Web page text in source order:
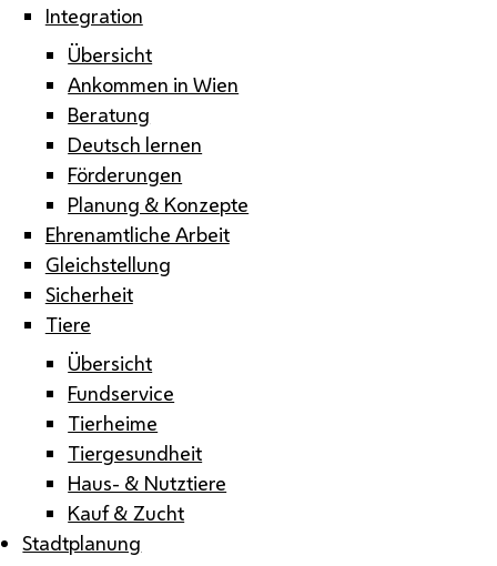
Integration
Übersicht
Ankommen in Wien
Beratung
Deutsch lernen
Förderungen
Planung & Konzepte
Ehrenamtliche Arbeit
Gleichstellung
Sicherheit
Tiere
Übersicht
Fundservice
Tierheime
Tiergesundheit
Haus- & Nutztiere
Kauf & Zucht
Stadtplanung